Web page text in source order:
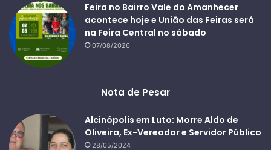
Feira no Bairro Vale do Amanhecer
acontece hoje e União das Feiras será
na Feira Central no sábado
07/08/2026
Nota de Pesar
Alcinópolis em Luto: Morre Aldo de
Oliveira, Ex-Vereador e Servidor Público
28/05/2024